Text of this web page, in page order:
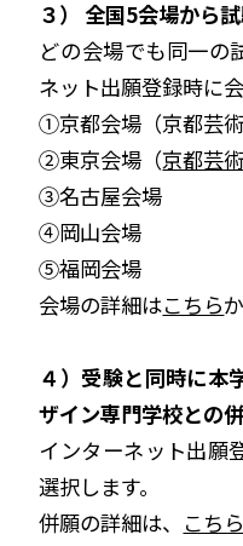
３） 全国5会場から
どの会場でも同一の
ネット出願登録時に
①京都会場（京都芸術
②東京会場（京都芸
③名古屋会場
④岡山会場
⑤福岡会場
会場の詳細はこちら
４）受験と同時に本
ザイン専門学校との
インターネット出願
選択します。
併願の詳細は、 こちら